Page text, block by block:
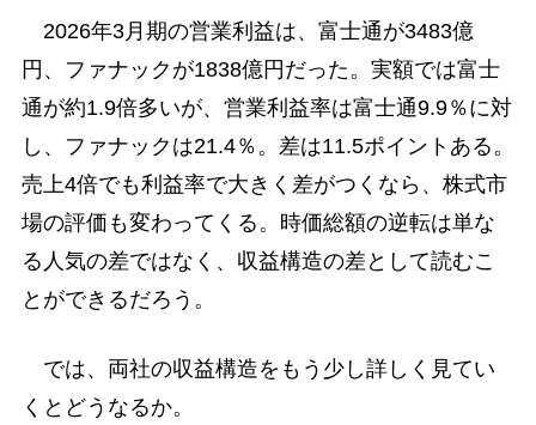
2026年3月期の営業利益は、富士通が3483億
円、ファナックが1838億円だった。実額では富士
通が約1.9倍多いが、営業利益率は富士通9.9％に対
し、ファナックは21.4％。差は11.5ポイントある。
売上4倍でも利益率で大きく差がつくなら、株式市
場の評価も変わってくる。時価総額の逆転は単な
る人気の差ではなく、収益構造の差として読むこ
とができるだろう。
では、両社の収益構造をもう少し詳しく見てい
くとどうなるか。